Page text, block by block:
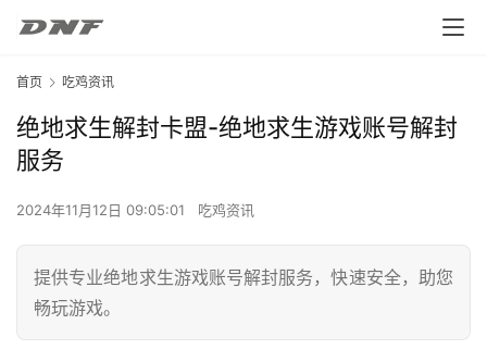
首页 吃鸡资讯
绝地求生解封卡盟-绝地求生游戏账号解封
服务
2024年11月12日 09:05:01 吃鸡资讯
提供专业绝地求生游戏账号解封服务，快速安全，助您
畅玩游戏。